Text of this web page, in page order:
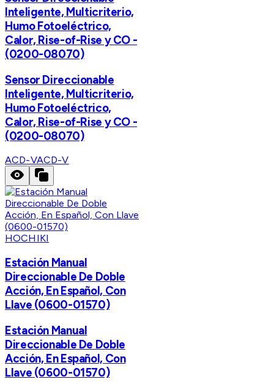
Inteligente, Multicriterio,
Humo Fotoeléctrico,
Calor, Rise-of-Rise y CO -
(0200-08070)
Sensor Direccionable
Inteligente, Multicriterio,
Humo Fotoeléctrico,
Calor, Rise-of-Rise y CO -
(0200-08070)
ACD-VACD-V
HOCHIKI
Estación Manual
Direccionable De Doble
Acción, En Español, Con
Llave (0600-01570)
Estación Manual
Direccionable De Doble
Acción, En Español, Con
Llave (0600-01570)